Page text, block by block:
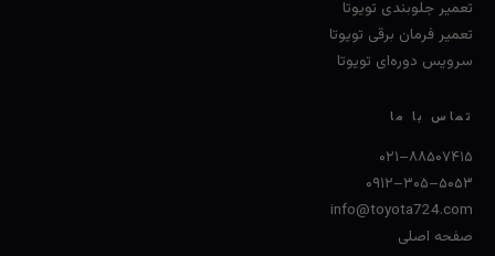
تعمیر جلوبندی تویوتا
تعمیر فرمان برقی تویوتا
سرویس دوره‌ای تویوتا
تماس با ما
۰۲۱–۸۸۵۰۷۴۱۵
۰۹۱۲–۳۰۵–۵۰۵۳
info@toyota724.com
صفحه اصلی